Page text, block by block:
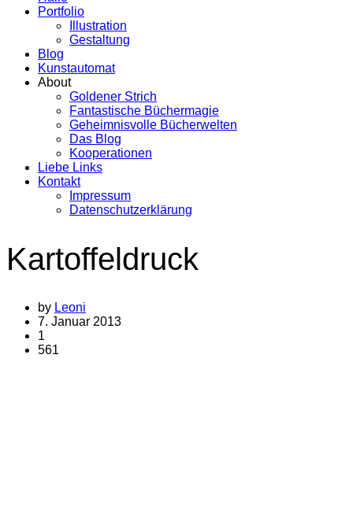
Portfolio
Illustration
Gestaltung
Blog
Kunstautomat
About
Goldener Strich
Fantastische Büchermagie
Geheimnisvolle Bücherwelten
Das Blog
Kooperationen
Liebe Links
Kontakt
Impressum
Datenschutzerklärung
Kartoffeldruck
by Leoni
7. Januar 2013
1
561